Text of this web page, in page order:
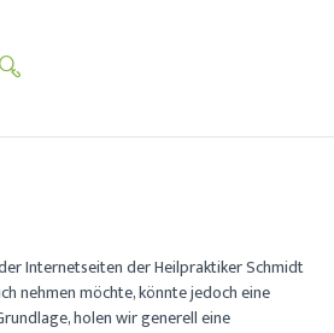
Internetseiten der Heilpraktiker Schmidt
nehmen möchte, könnte jedoch eine
holen wir generell eine